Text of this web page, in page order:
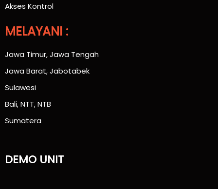
Akses Kontrol
MELAYANI :
Jawa Timur, Jawa Tengah
Jawa Barat, Jabotabek
Sulawesi
Bali, NTT, NTB
Sumatera
DEMO UNIT